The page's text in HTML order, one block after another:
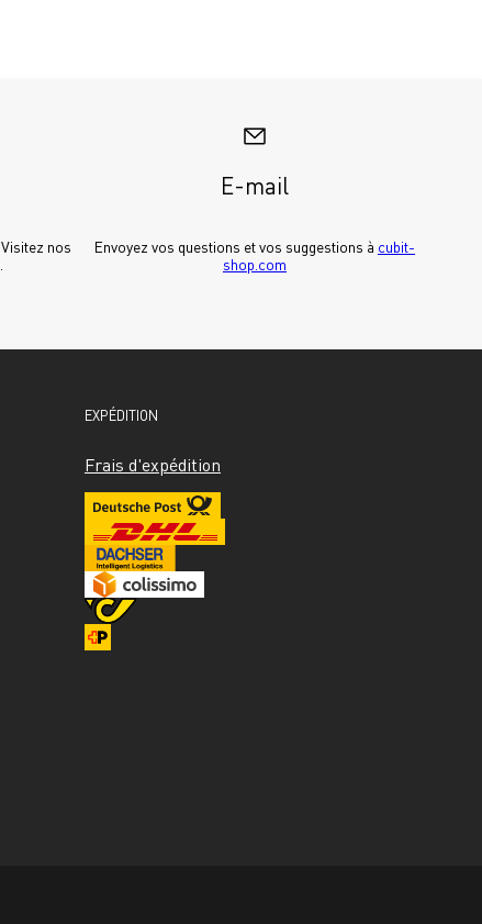
E-mail
Envoyez vos questions et vos suggestions à cubit-
shop.com
EXPÉDITION
Frais d'expédition